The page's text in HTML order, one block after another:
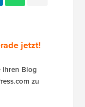
jetzt!
Ihren Blog
zu